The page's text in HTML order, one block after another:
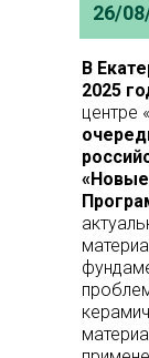
26/
В
2025
центре
«Новые